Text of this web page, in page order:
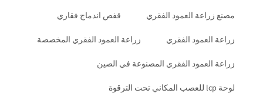
مصنع زراعة العمود الفقري قفص اندماج فقاري
زراعة العمود الفقري زراعة العمود الفقري المخصصة
زراعة العمود الفقري المصنوعة في الصين
لوحة lcp للعصب المكاني تحت الترقوة